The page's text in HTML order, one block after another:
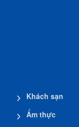
Khách sạn
Ẩm thực